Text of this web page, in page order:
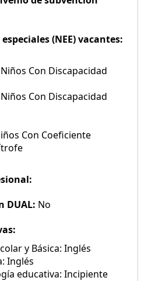
(NEE) vacantes:
Con Discapacidad
Con Discapacidad
Con Coeficiente
DUAL: No
y Básica: Inglés
Inglés
educativa: Incipiente